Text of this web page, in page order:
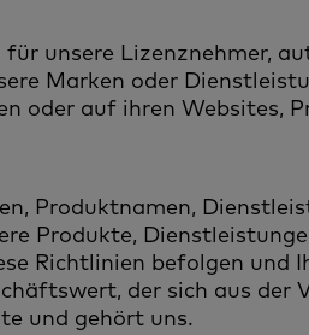
unsere Lizenznehmer,
Marken oder
oder auf ihren Websites,
Produktnamen,
Produkte,
Richtlinien befolgen und
der sich aus der
und gehört uns.